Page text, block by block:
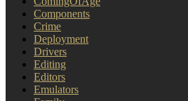
Components
Crime
Deployment
Drivers
Editing
Editors
Emulators